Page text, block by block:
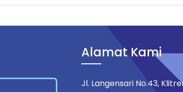
Alamat Kami
Jl. Langensari No.43,